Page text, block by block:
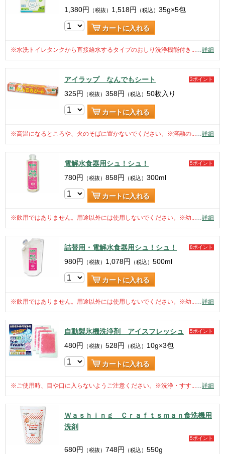
1,380円 （税抜） 1,518円 （税込） 35g×5包
カートに入れる
※水洗トイレタンクから直接給水するタイプのおしり洗浄機能付き...…詳細
アイラップ なんでもシート 3ポイント
325円 （税抜） 358円 （税込） 50枚入り
カートに入れる
※高温になるところや、火のそばに置かないでください。※溶融の...…詳細
電解水食器用シュ！シュ！ 5ポイント
780円 （税抜） 858円 （税込） 300ml
カートに入れる
※飲用ではありません。用途以外には使用しないでください。※幼...…詳細
詰替用・電解水食器用シュ！シュ！ 8ポイント
980円 （税抜） 1,078円 （税込） 500ml
カートに入れる
※飲用ではありません。用途以外には使用しないでください。※幼...…詳細
自動製氷機洗浄剤 アイスフレッシュ 5ポイント
480円 （税抜） 528円 （税込） 10g×3包
カートに入れる
※ご使用時、目や口に入らないようご注意ください。※洗浄・すす...…詳細
Ｗａｓｈｉｎｇ Ｃｒａｆｔｓｍａｎ食洗機用
洗剤
5ポイント
680円 （税抜） 748円 （税込） 550g